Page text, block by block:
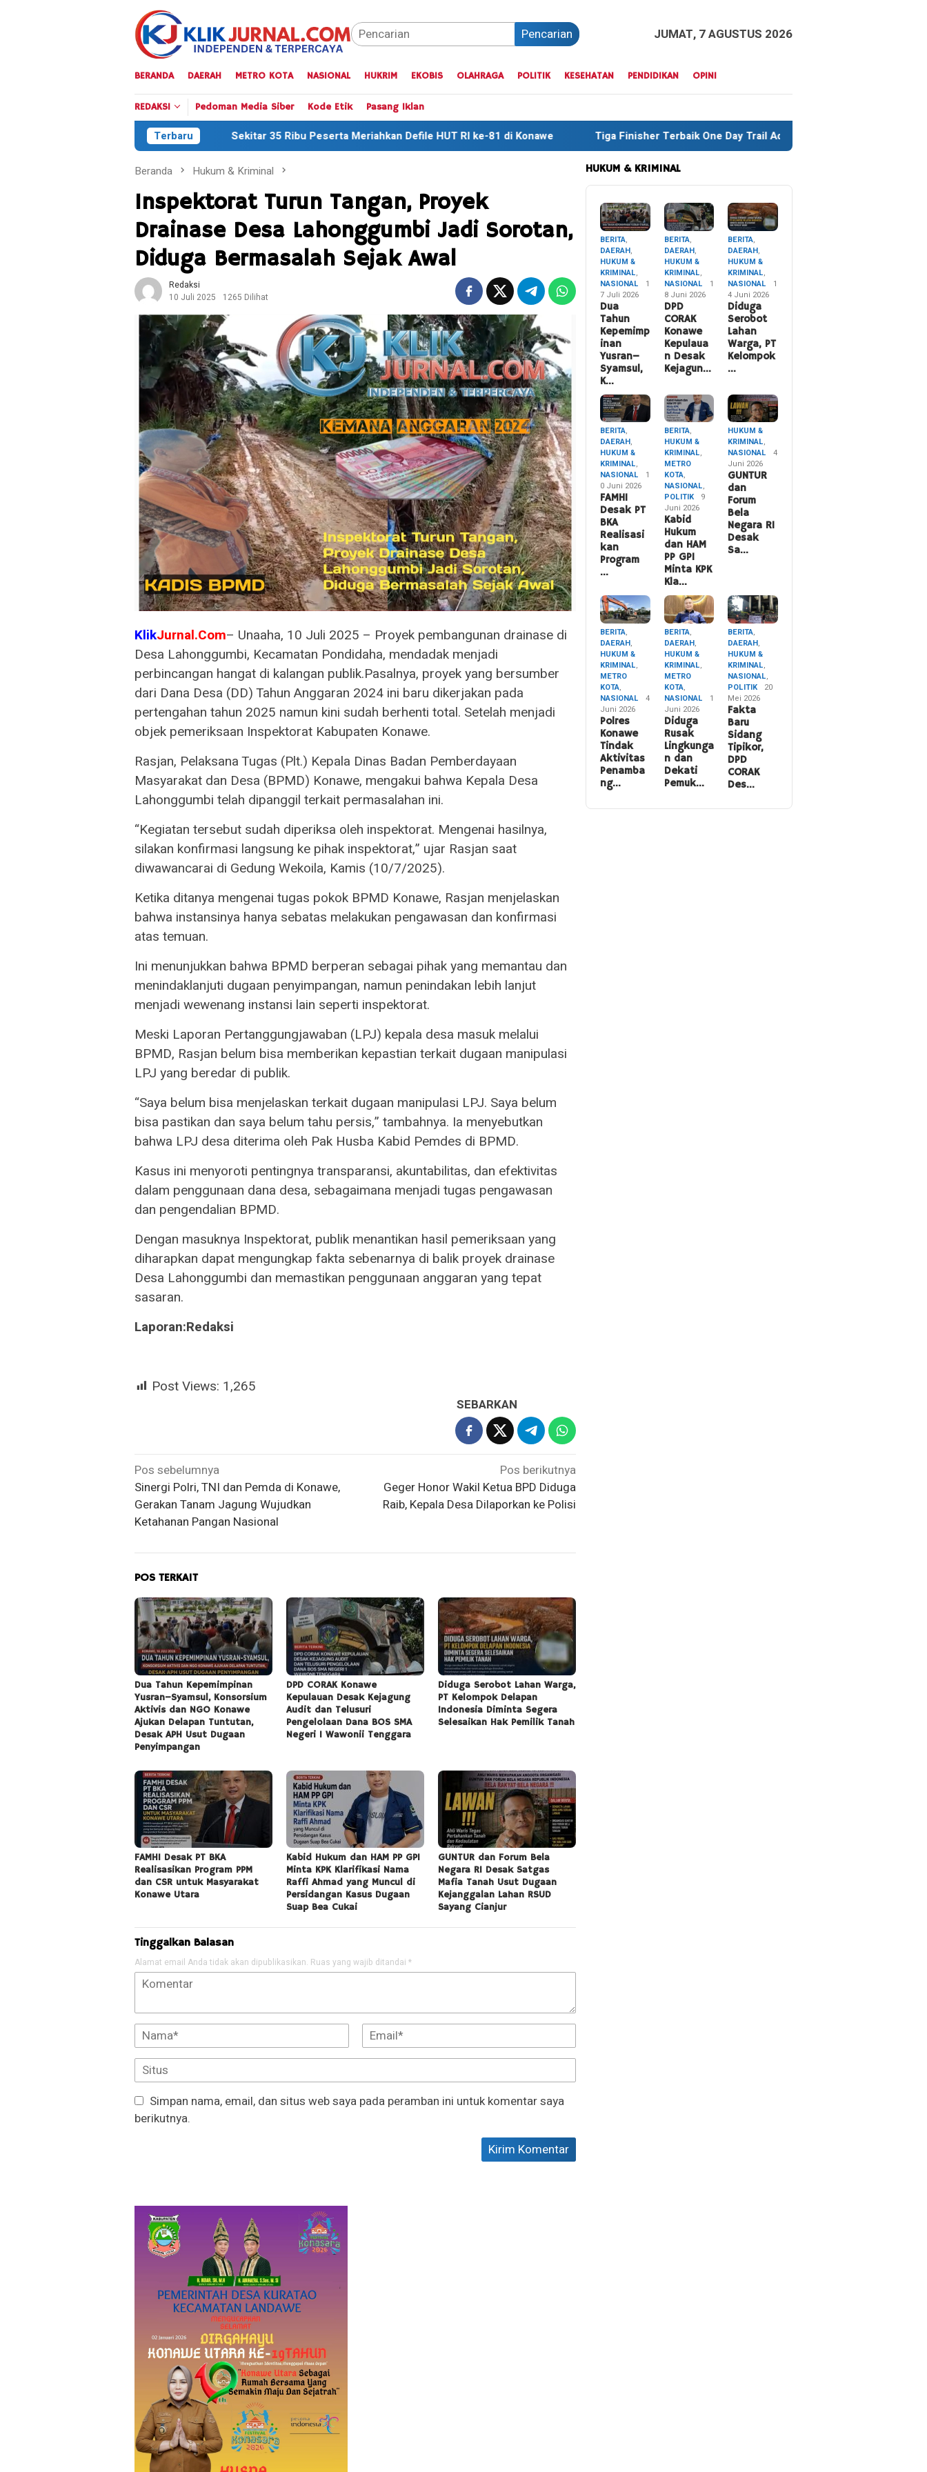
Pencarian JUMAT, 7 AGUSTUS 2026
BERANDA DAERAH METRO KOTA NASIONAL HUKRIM EKOBIS OLAHRAGA POLITIK KESEHATAN PENDIDIKAN OPINI
REDAKSI Pedoman Media Siber Kode Etik Pasang Iklan
Terbaru
Sekitar 35 Ribu Peserta Meriahkan Defile HUT RI ke-81 di Konawe Tiga Finisher Terbaik One Day Trail Adventure Liwu Mokesa Berhasil Taklukkan Jalur
Beranda Hukum & Kriminal
Inspektorat Turun Tangan, Proyek
Drainase Desa Lahonggumbi Jadi Sorotan,
Diduga Bermasalah Sejak Awal
Redaksi
10 Juli 2025
1265 Dilihat
KlikJurnal.Com– Unaaha, 10 Juli 2025 – Proyek pembangunan drainase di
Desa Lahonggumbi, Kecamatan Pondidaha, mendadak menjadi
perbincangan hangat di kalangan publik.Pasalnya, proyek yang bersumber
dari Dana Desa (DD) Tahun Anggaran 2024 ini baru dikerjakan pada
pertengahan tahun 2025 namun kini sudah berhenti total. Setelah menjadi
objek pemeriksaan Inspektorat Kabupaten Konawe.
Rasjan, Pelaksana Tugas (Plt.) Kepala Dinas Badan Pemberdayaan
Masyarakat dan Desa (BPMD) Konawe, mengakui bahwa Kepala Desa
Lahonggumbi telah dipanggil terkait permasalahan ini.
“Kegiatan tersebut sudah diperiksa oleh inspektorat. Mengenai hasilnya,
silakan konfirmasi langsung ke pihak inspektorat,” ujar Rasjan saat
diwawancarai di Gedung Wekoila, Kamis (10/7/2025).
Ketika ditanya mengenai tugas pokok BPMD Konawe, Rasjan menjelaskan
bahwa instansinya hanya sebatas melakukan pengawasan dan konfirmasi
atas temuan.
Ini menunjukkan bahwa BPMD berperan sebagai pihak yang memantau dan
menindaklanjuti dugaan penyimpangan, namun penindakan lebih lanjut
menjadi wewenang instansi lain seperti inspektorat.
Meski Laporan Pertanggungjawaban (LPJ) kepala desa masuk melalui
BPMD, Rasjan belum bisa memberikan kepastian terkait dugaan manipulasi
LPJ yang beredar di publik.
“Saya belum bisa menjelaskan terkait dugaan manipulasi LPJ. Saya belum
bisa pastikan dan saya belum tahu persis,” tambahnya. Ia menyebutkan
bahwa LPJ desa diterima oleh Pak Husba Kabid Pemdes di BPMD.
Kasus ini menyoroti pentingnya transparansi, akuntabilitas, dan efektivitas
dalam penggunaan dana desa, sebagaimana menjadi tugas pengawasan
dan pengendalian BPMD.
Dengan masuknya Inspektorat, publik menantikan hasil pemeriksaan yang
diharapkan dapat mengungkap fakta sebenarnya di balik proyek drainase
Desa Lahonggumbi dan memastikan penggunaan anggaran yang tepat
sasaran.
Laporan:Redaksi
Post Views: 1,265
SEBARKAN
Navigasi
pos
Pos sebelumnya
Sinergi Polri, TNI dan Pemda di Konawe,
Gerakan Tanam Jagung Wujudkan
Ketahanan Pangan Nasional
Pos berikutnya
Geger Honor Wakil Ketua BPD Diduga
Raib, Kepala Desa Dilaporkan ke Polisi
POS TERKAIT
Dua Tahun Kepemimpinan
Yusran–Syamsul, Konsorsium
Aktivis dan NGO Konawe
Ajukan Delapan Tuntutan,
Desak APH Usut Dugaan
Penyimpangan
DPD CORAK Konawe
Kepulauan Desak Kejagung
Audit dan Telusuri
Pengelolaan Dana BOS SMA
Negeri 1 Wawonii Tenggara
Diduga Serobot Lahan Warga,
PT Kelompok Delapan
Indonesia Diminta Segera
Selesaikan Hak Pemilik Tanah
FAMHI Desak PT BKA
Realisasikan Program PPM
dan CSR untuk Masyarakat
Konawe Utara
Kabid Hukum dan HAM PP GPI
Minta KPK Klarifikasi Nama
Raffi Ahmad yang Muncul di
Persidangan Kasus Dugaan
Suap Bea Cukai
GUNTUR dan Forum Bela
Negara RI Desak Satgas
Mafia Tanah Usut Dugaan
Kejanggalan Lahan RSUD
Sayang Cianjur
Tinggalkan Balasan
Alamat email Anda tidak akan dipublikasikan. Ruas yang wajib ditandai *
Simpan nama, email, dan situs web saya pada peramban ini untuk komentar saya
berikutnya.
HUKUM & KRIMINAL
BERITA,
DAERAH,
HUKUM &
KRIMINAL,
NASIONAL
1
7 Juli 2026
Dua
Tahun
Kepemimp
inan
Yusran–
Syamsul,
K…
BERITA,
DAERAH,
HUKUM &
KRIMINAL,
NASIONAL
1
8 Juni 2026
DPD
CORAK
Konawe
Kepulaua
n Desak
Kejagun…
BERITA,
DAERAH,
HUKUM &
KRIMINAL,
NASIONAL
1
4 Juni 2026
Diduga
Serobot
Lahan
Warga, PT
Kelompok
…
BERITA,
DAERAH,
HUKUM &
KRIMINAL,
NASIONAL
1
0 Juni 2026
FAMHI
Desak PT
BKA
Realisasi
kan
Program
…
BERITA,
HUKUM &
KRIMINAL,
METRO
KOTA,
NASIONAL,
POLITIK
9
Juni 2026
Kabid
Hukum
dan HAM
PP GPI
Minta KPK
Kla…
HUKUM &
KRIMINAL,
NASIONAL
4
Juni 2026
GUNTUR
dan
Forum
Bela
Negara RI
Desak
Sa…
BERITA,
DAERAH,
HUKUM &
KRIMINAL,
METRO
KOTA,
NASIONAL
4
Juni 2026
Polres
Konawe
Tindak
Aktivitas
Penamba
ng…
BERITA,
DAERAH,
HUKUM &
KRIMINAL,
METRO
KOTA,
NASIONAL
1
Juni 2026
Diduga
Rusak
Lingkunga
n dan
Dekati
Pemuk…
BERITA,
DAERAH,
HUKUM &
KRIMINAL,
NASIONAL,
POLITIK
20
Mei 2026
Fakta
Baru
Sidang
Tipikor,
DPD
CORAK
Des…